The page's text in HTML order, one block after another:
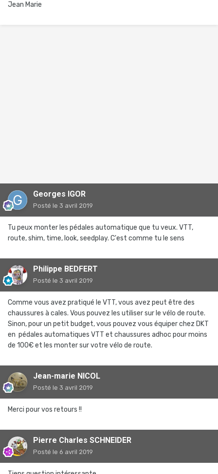
Jean Marie
Georges IGOR
Posté le 3 avril 2019
Tu peux monter les pédales automatique que tu veux. VTT,
route, shim, time, look, seedplay. C'est comme tu le sens
Philippe BEDFERT
Posté le 3 avril 2019
Comme vous avez pratiqué le VTT, vous avez peut être des
chaussures à cales. Vous pouvez les utiliser sur le vélo de route.
Sinon, pour un petit budget, vous pouvez vous équiper chez DKT
en pédales automatiques VTT et chaussures adhoc pour moins
de 100€ et les monter sur votre vélo de route.
Jean-marie NICOL
Posté le 3 avril 2019
Merci pour vos retours !!
Pierre Charles SCHNEIDER
Posté le 6 avril 2019